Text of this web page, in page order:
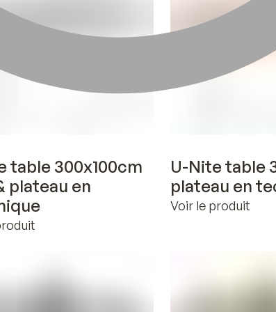
table 300x100cm
plateau en
U-Nite table
plateau en
Voir le produit